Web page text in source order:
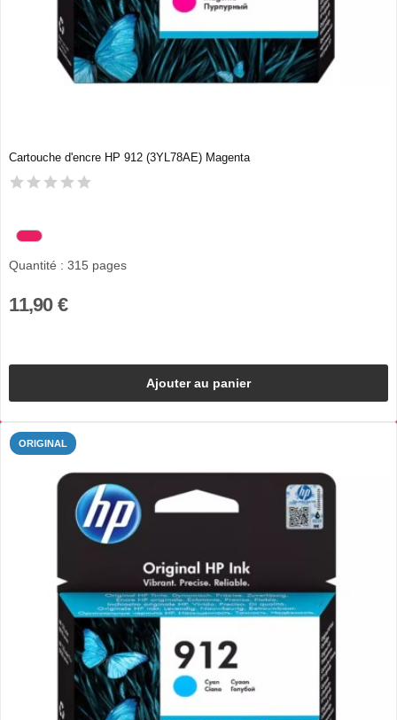
Cartouche d'encre HP 912 (3YL78AE) Magenta
Quantité : 315 pages
11,90 €
Ajouter au panier
ORIGINAL